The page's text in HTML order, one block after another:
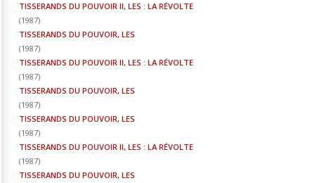
TISSERANDS DU POUVOIR II, LES : LA RÉVOLTE
(1987)
TISSERANDS DU POUVOIR, LES
(1987)
TISSERANDS DU POUVOIR II, LES : LA RÉVOLTE
(1987)
TISSERANDS DU POUVOIR, LES
(1987)
TISSERANDS DU POUVOIR, LES
(1987)
TISSERANDS DU POUVOIR II, LES : LA RÉVOLTE
(1987)
TISSERANDS DU POUVOIR, LES